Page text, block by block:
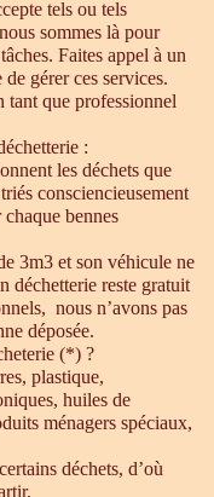
tels ou tels
sommes là pour
Faites appel à un
gérer ces services.
tant que professionnel
:
les déchets que
consciencieusement
bennes
3m3 et son véhicule ne
déchetterie reste gratuit
nous n’avons pas
déposée.
(*) ?
plastique,
huiles de
ménagers spéciaux,
déchets, d’où